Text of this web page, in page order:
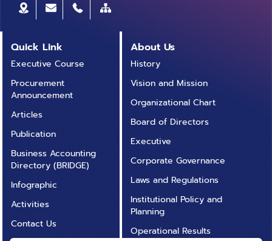
Quick Link
Executive Course
Procurement
Announcement
Articles
Publication
Business Accounting
Directory (BRIDGE)
Infographic
Activities
Contact Us
About Us
History
Vision and Mission
Organizational Chart
Board of Directors
Executive
Corporate Governance
Laws and Regulations
Institutional Policy and
Planning
Operational Results